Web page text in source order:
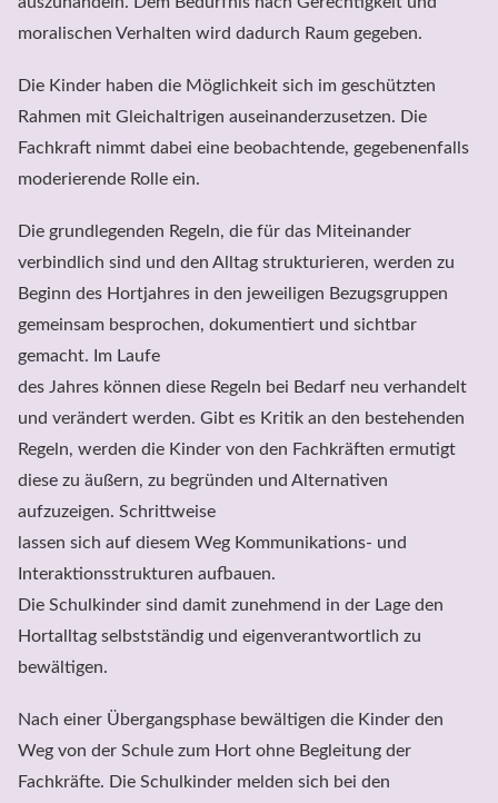
moralischen Verhalten wird dadurch Raum gegeben.
Die Kinder haben die Möglichkeit sich im geschützten
Rahmen mit Gleichaltrigen auseinanderzusetzen. Die
Fachkraft nimmt dabei eine beobachtende, gegebenenfalls
moderierende Rolle ein.
Die grundlegenden Regeln, die für das Miteinander
verbindlich sind und den Alltag strukturieren, werden zu
Beginn des Hortjahres in den jeweiligen Bezugsgruppen
gemeinsam besprochen, dokumentiert und sichtbar
gemacht. Im Laufe
des Jahres können diese Regeln bei Bedarf neu verhandelt
und verändert werden. Gibt es Kritik an den bestehenden
Regeln, werden die Kinder von den Fachkräften ermutigt
diese zu äußern, zu begründen und Alternativen
aufzuzeigen. Schrittweise
lassen sich auf diesem Weg Kommunikations- und
Interaktionsstrukturen aufbauen.
Die Schulkinder sind damit zunehmend in der Lage den
Hortalltag selbstständig und eigenverantwortlich zu
bewältigen.
Nach einer Übergangsphase bewältigen die Kinder den
Weg von der Schule zum Hort ohne Begleitung der
Fachkräfte. Die Schulkinder melden sich bei den